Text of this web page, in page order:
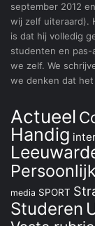
september 2012
wij zelf uiteraard).
is dat hij volledig
studenten en pas-
we zelf. We
we denken dat
Actueel
Handig
media SPORT
Studeren